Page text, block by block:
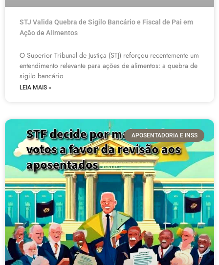
STJ Valida Quebra de Sigilo Bancário e Fiscal de Pai em
Ação de Alimentos
O Superior Tribunal de Justiça (STJ) reforçou recentemente um
entendimento relevante para ações de alimentos: a quebra de
sigilo bancário
LEIA MAIS »
APOSENTADORIA E INSS